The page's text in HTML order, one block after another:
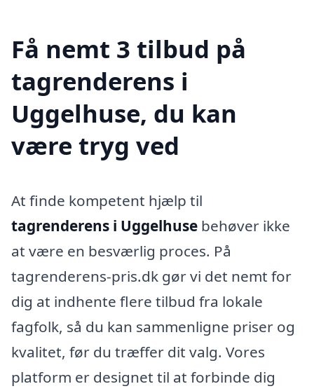
Få nemt 3 tilbud på
tagrenderens i
Uggelhuse, du kan
være tryg ved
At finde kompetent hjælp til
tagrenderens i Uggelhuse behøver ikke
at være en besværlig proces. På
tagrenderens-pris.dk gør vi det nemt for
dig at indhente flere tilbud fra lokale
fagfolk, så du kan sammenligne priser og
kvalitet, før du træffer dit valg. Vores
platform er designet til at forbinde dig